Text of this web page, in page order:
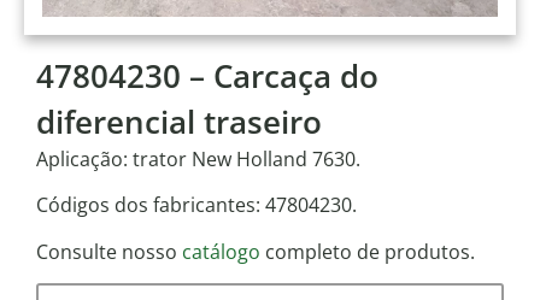
47804230 – Carcaça do
diferencial traseiro
Aplicação: trator New Holland 7630.
Códigos dos fabricantes: 47804230.
Consulte nosso catálogo completo de produtos.